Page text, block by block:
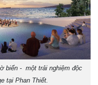
biển - một trải nghiệm độc
tại Phan Thiết.